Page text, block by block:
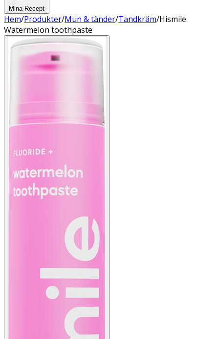
Mina Recept
Hem/Produkter/Mun & tänder/Tandkräm/Hismile
Watermelon toothpaste